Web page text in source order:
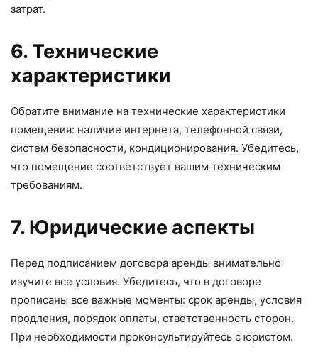
затрат.
6. Технические
характеристики
Обратите внимание на технические характеристики
помещения: наличие интернета, телефонной связи,
систем безопасности, кондиционирования. Убедитесь,
что помещение соответствует вашим техническим
требованиям.
7. Юридические аспекты
Перед подписанием договора аренды внимательно
изучите все условия. Убедитесь, что в договоре
прописаны все важные моменты: срок аренды, условия
продления, порядок оплаты, ответственность сторон.
При необходимости проконсультируйтесь с юристом.